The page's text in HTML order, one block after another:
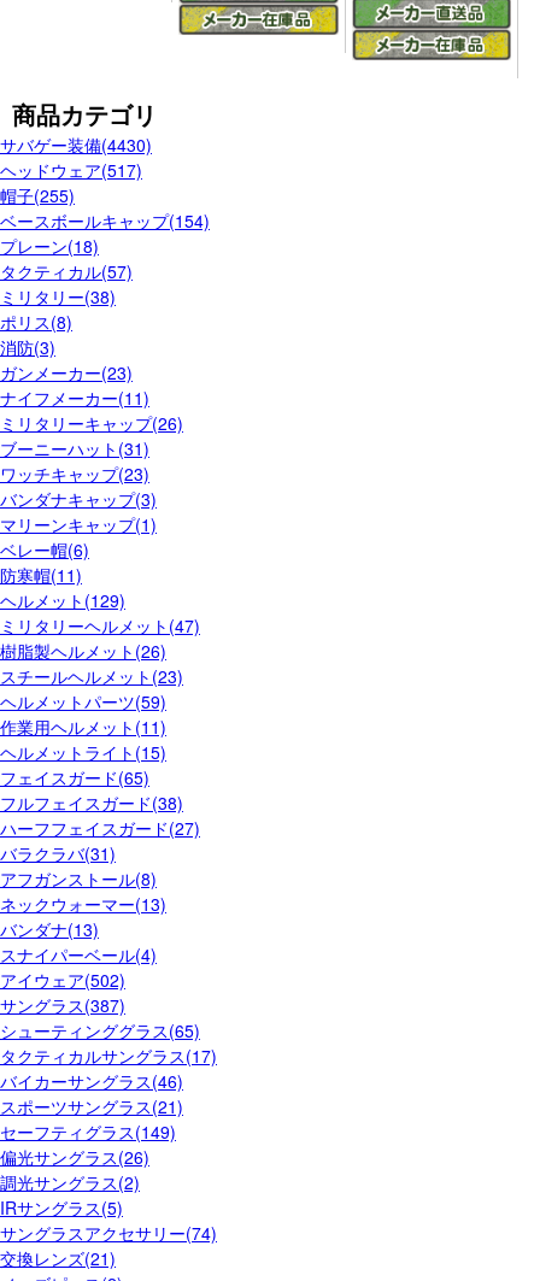
商品カテゴリ
サバゲー装備(4430)
ヘッドウェア(517)
帽子(255)
ベースボールキャップ(154)
プレーン(18)
タクティカル(57)
ミリタリー(38)
ポリス(8)
消防(3)
ガンメーカー(23)
ナイフメーカー(11)
ミリタリーキャップ(26)
ブーニーハット(31)
ワッチキャップ(23)
バンダナキャップ(3)
マリーンキャップ(1)
ベレー帽(6)
防寒帽(11)
ヘルメット(129)
ミリタリーヘルメット(47)
樹脂製ヘルメット(26)
スチールヘルメット(23)
ヘルメットパーツ(59)
作業用ヘルメット(11)
ヘルメットライト(15)
フェイスガード(65)
フルフェイスガード(38)
ハーフフェイスガード(27)
バラクラバ(31)
アフガンストール(8)
ネックウォーマー(13)
バンダナ(13)
スナイパーベール(4)
アイウェア(502)
サングラス(387)
シューティンググラス(65)
タクティカルサングラス(17)
バイカーサングラス(46)
スポーツサングラス(21)
セーフティグラス(149)
偏光サングラス(26)
調光サングラス(2)
IRサングラス(5)
サングラスアクセサリー(74)
交換レンズ(21)